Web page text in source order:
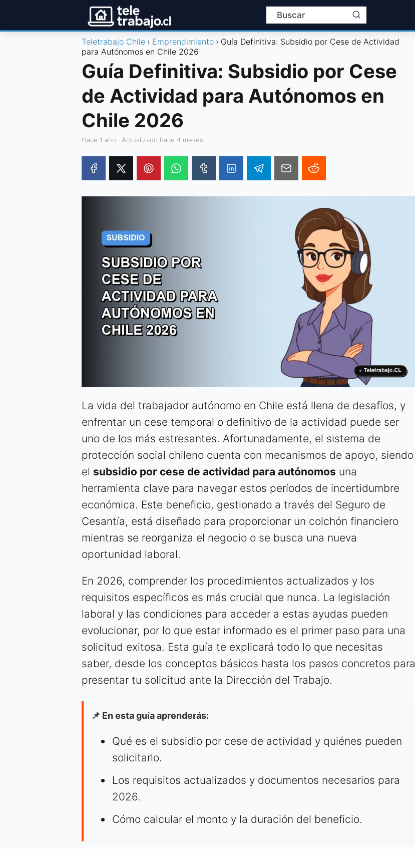
Teletrabajo Chile Emprendimiento
Guía Definitiva: Subsidio por Cese de Actividad
para Autónomos en Chile 2026
Guía Definitiva: Subsidio por Cese
de Actividad para Autónomos en
Chile 2026
hace 1 año · Actualizado hace 4 meses
La vida del trabajador autónomo en Chile está llena de desafíos, y
enfrentar un cese temporal o definitivo de la actividad puede ser
uno de los más estresantes. Afortunadamente, el sistema de
protección social chileno cuenta con mecanismos de apoyo, siendo
el subsidio por cese de actividad para autónomos una
herramienta clave para navegar estos períodos de incertidumbre
económica. Este beneficio, gestionado a través del Seguro de
Cesantía, está diseñado para proporcionar un colchón financiero
mientras se reorganiza el negocio o se busca una nueva
oportunidad laboral.
En 2026, comprender los procedimientos actualizados y los
requisitos específicos es más crucial que nunca. La legislación
laboral y las condiciones para acceder a estas ayudas pueden
evolucionar, por lo que estar informado es el primer paso para una
solicitud exitosa. Esta guía te explicará todo lo que necesitas
saber, desde los conceptos básicos hasta los pasos concretos para
presentar tu solicitud ante la Dirección del Trabajo.
📌 En esta guía aprenderás:
Qué es el subsidio por cese de actividad y quiénes pueden
solicitarlo.
Los requisitos actualizados y documentos necesarios para
2026.
Cómo calcular el monto y la duración del beneficio.